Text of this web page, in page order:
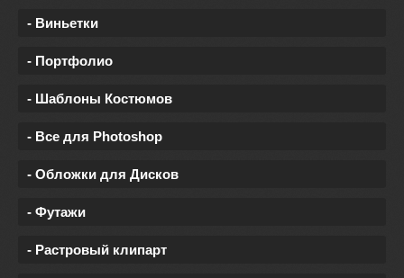
- Виньетки
- Портфолио
- Шаблоны Костюмов
- Все для Photoshop
- Обложки для Дисков
- Футажи
- Растровый клипарт